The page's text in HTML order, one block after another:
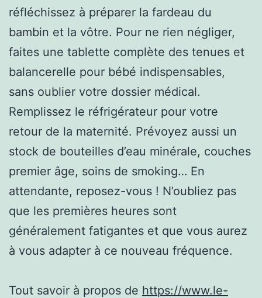
réfléchissez à préparer la fardeau du
bambin et la vôtre. Pour ne rien négliger,
faites une tablette complète des tenues et
balancerelle pour bébé indispensables,
sans oublier votre dossier médical.
Remplissez le réfrigérateur pour votre
retour de la maternité. Prévoyez aussi un
stock de bouteilles d’eau minérale, couches
premier âge, soins de smoking… En
attendante, reposez-vous ! N’oubliez pas
que les premières heures sont
généralement fatigantes et que vous aurez
à vous adapter à ce nouveau fréquence.
Tout savoir à propos de https://www.le-